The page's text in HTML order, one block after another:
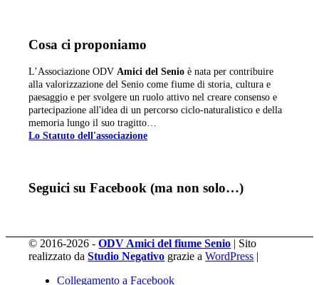
Cosa ci proponiamo
L’Associazione ODVAmici del Senio è nata per contribuire
alla valorizzazione del Senio come fiume di storia, cultura e
paesaggio e per svolgere un ruolo attivo nel creare consenso e
partecipazione all'idea di un percorso ciclo-naturalistico e della
memoria lungo il suo tragitto…
Lo Statuto dell'associazione
Seguici su Facebook (ma non solo…)
© 2016-2026 -ODV Amici del fiume Senio | Sito
realizzato daStudio Negativo grazie aWordPress |
Collegamento a Facebook